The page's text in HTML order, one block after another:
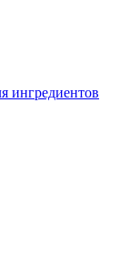
ингредиентов